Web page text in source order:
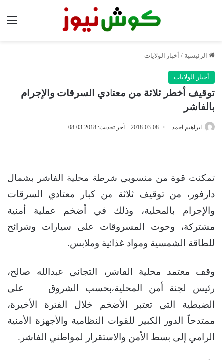
الرئيسية / أخبار الولايات
أخبار الولايات
توقيف أخطر ثلاثة من معتادي السرقات والإجرام
بالفاشر
ابراهيم احمد 2018-03-08 آخر تحديث: 2018-03-08
تمكنت قوة من منسوبي شرطة محلية الفاشر بشمال
دارفور، من توقيف ثلاثة من كبار معتادي السرقات
والإجرام بالمحلية، وذلك في أضخم عملية أمنية
مشتركة، وحوت المسروقات على سيارات وشرائح
للطاقة الشمسية ومواد غذائية وملابس.
وقف معتمد محلية الفاشر، التجاني عبدالله صالح،
رئيس لجنة أمن المحلية،بحسب الشروق – على
الضبطية التي تعتبر الأضخم خلال الفترة الأخيرة،
ممتدحاً الدور الكبير للقوات النظامية والأجهزة الأمنية
الرامي إلى بسط الأمن والاستقرار لمواطني الفاشر.